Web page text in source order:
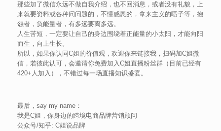
那些加了微信永远不做自我介绍，也不回消息，或者没有礼貌，上
来就要资料或各种问问题的，不懂感恩的，拿来主义的喷子等，抱
怨者，负能量者，有多远要离多远。
人生苦短，一定要让自己的身边围绕着正能量的小太阳，才能向阳
而生，向上生长。
所以，如果你认同C姐的价值观，欢迎你来链接我，扫码加C姐微
信，若彼此认可，会邀请你免费加入C姐直播粉丝群（目前已经有
420+人加入），不错过每一场直播知识盛宴。
最后，say my name：
我是C姐，你身边的跨境电商品牌营销顾问
公众号/知乎: C姐说品牌